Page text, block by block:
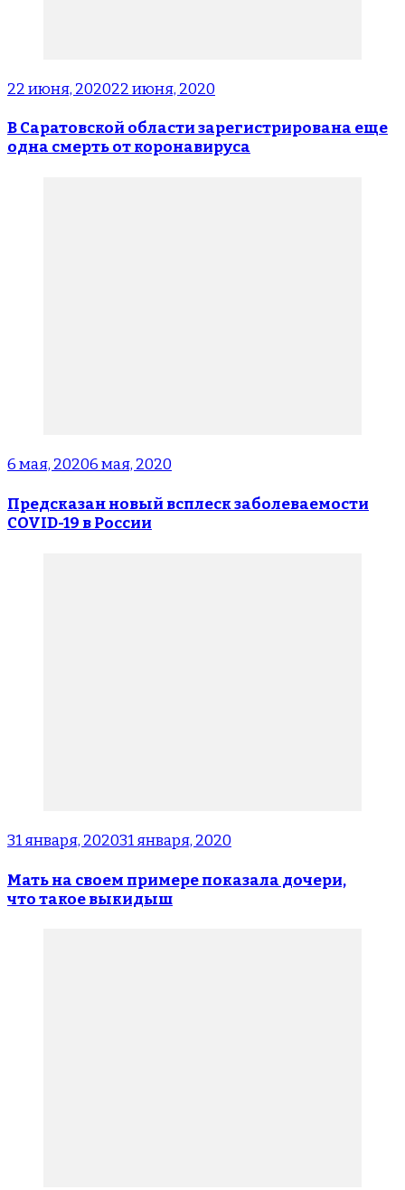
22 июня, 202022 июня, 2020
В Саратовской области зарегистрирована еще
одна смерть от коронавируса
6 мая, 20206 мая, 2020
Предсказан новый всплеск заболеваемости
COVID-19 в России
31 января, 202031 января, 2020
Мать на своем примере показала дочери,
что такое выкидыш